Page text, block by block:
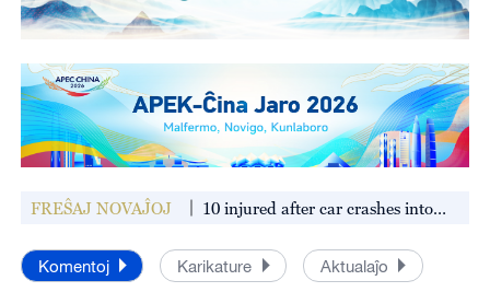
FREŜAJ NOVAĴOJ
hits SW China's
10 injured after car crashes into
Komentoj
Karikature Aktualaĵo